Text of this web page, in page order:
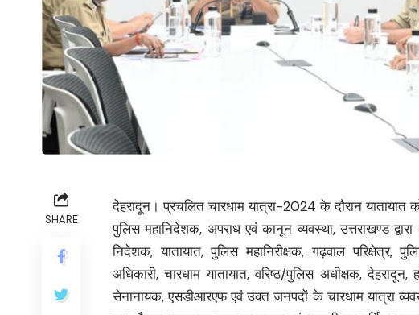
SHARE
देहरादून। प्रचलित चारधाम यात्रा-2024 के दौरान
पुलिस महानिदेशक, अपराध एवं कानून व्यवस्था, उत्तराखण्ड
निदेशक, यातायात, पुलिस महानिरीक्षक, गढ़वाल परिक्षेत्र,
अधिकारी, चारधाम यातायात, वरिष्ठ/पुलिस अधीक्षक, देहरादून,
सेनानायक, एसडीआरएफ एवं उक्त जनपदों के चारधाम यात्रा